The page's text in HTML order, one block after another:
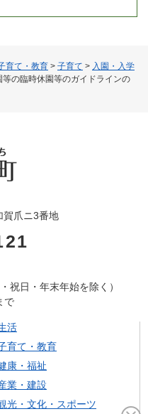
育て・教育 > 子育て > 入園・入学
の臨時休園等のガイドラインの
賀爪ニ3番地
祝日・年末年始を除く）
で
活
育て・教育
康・福祉
業・建設
光・文化・スポーツ